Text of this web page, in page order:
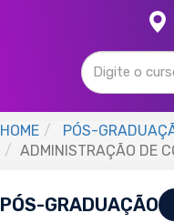
HOME
PÓS-
ADMINISTRAÇÃO DE
PÓS-GRADUAÇÃO